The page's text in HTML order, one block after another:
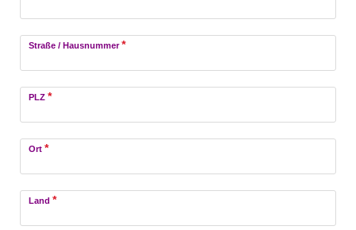
Straße / Hausnummer*
PLZ *
Ort *
Land *